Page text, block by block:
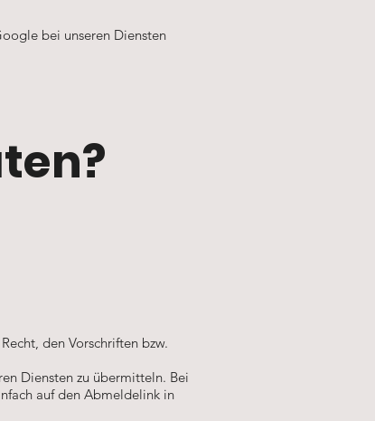
bei unseren Diensten
den Vorschriften bzw.
Diensten zu übermitteln. Bei
auf den Abmeldelink in